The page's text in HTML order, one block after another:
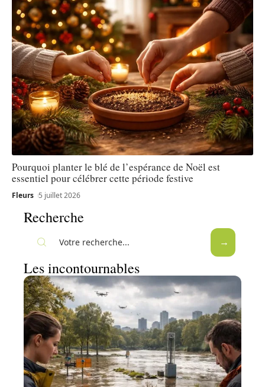
Pourquoi planter le blé de l’espérance de Noël est
essentiel pour célébrer cette période festive
Fleurs 5 juillet 2026
Recherche
Les incontournables